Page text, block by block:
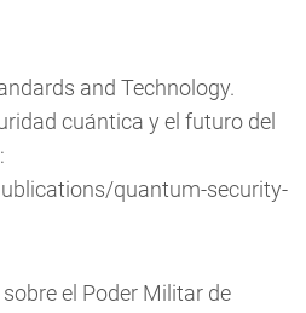
and Technology.
cuántica y el futuro del
quantum-security-
el Poder Militar de